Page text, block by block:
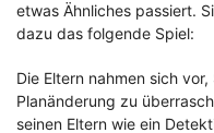
etwas Ähnliches passiert.
dazu das folgende Spiel:
Die Eltern nahmen sich
Planänderung zu
seinen Eltern wie ein